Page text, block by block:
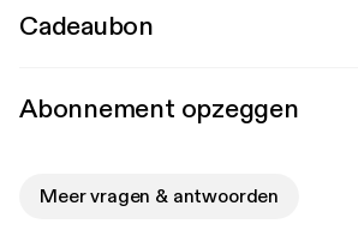
Cadeaubon
Abonnement opzeggen
Meer vragen & antwoorden